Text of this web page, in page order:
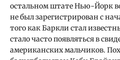
остальном штате Нью-Йорк
не был зарегистрирован с
того как Баркли стал
стало часто появляться в
американских мальчиков.